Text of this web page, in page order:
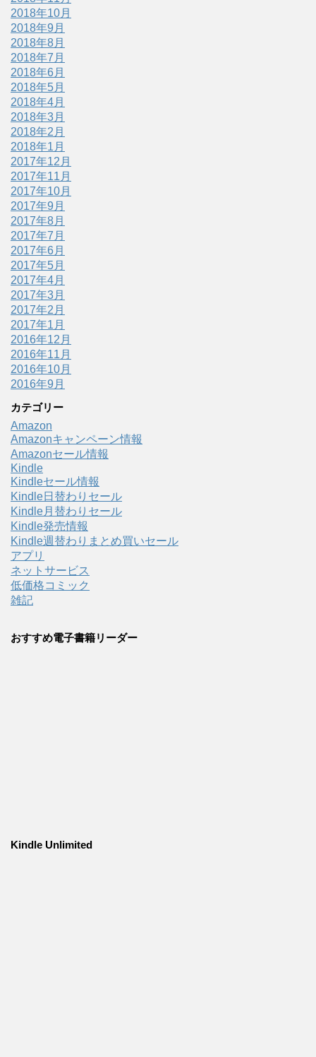
2018年10月
2018年9月
2018年8月
2018年7月
2018年6月
2018年5月
2018年4月
2018年3月
2018年2月
2018年1月
2017年12月
2017年11月
2017年10月
2017年9月
2017年8月
2017年7月
2017年6月
2017年5月
2017年4月
2017年3月
2017年2月
2017年1月
2016年12月
2016年11月
2016年10月
2016年9月
カテゴリー
Amazon
Amazonキャンペーン情報
Amazonセール情報
Kindle
Kindleセール情報
Kindle日替わりセール
Kindle月替わりセール
Kindle発売情報
Kindle週替わりまとめ買いセール
アプリ
ネットサービス
低価格コミック
雑記
おすすめ電子書籍リーダー
Kindle Unlimited